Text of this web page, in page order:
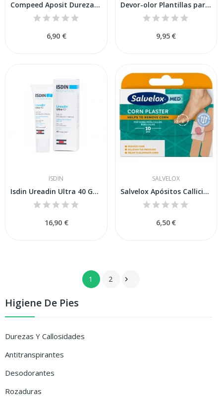
Higiene De Pies
Durezas Y Callosidades
Antitranspirantes
Desodorantes
Rozaduras
Compeed Aposit Durezas Md 6 Un
6,90 €
Devor-olor Plantillas para Zapatillas
9,95 €
ISDIN
Isdin Ureadin Ultra 40 Gel Oil Exfoliante 30ml
16,90 €
SALVELOX
Salvelox Apósitos Callicidas 10uds
6,50 €
1 2 